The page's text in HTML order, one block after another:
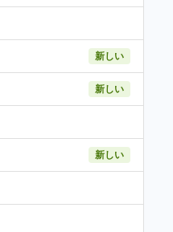
新しい
新しい
新しい